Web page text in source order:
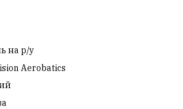
на р/у
Aerobatics